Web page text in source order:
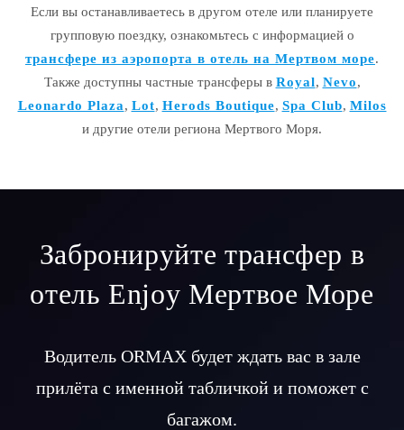
Если вы останавливаетесь в другом отеле или планируете
групповую поездку, ознакомьтесь с информацией о
трансфере из аэропорта в отель на Мертвом море.
Также доступны частные трансферы в Royal, Nevo,
Leonardo Plaza, Lot, Herods Boutique, Spa Club, Milos
и другие отели региона Мертвого Моря.
Забронируйте трансфер в
отель Enjoy Мертвое Море
Водитель ORMAX будет ждать вас в зале
прилёта с именной табличкой и поможет с
багажом.